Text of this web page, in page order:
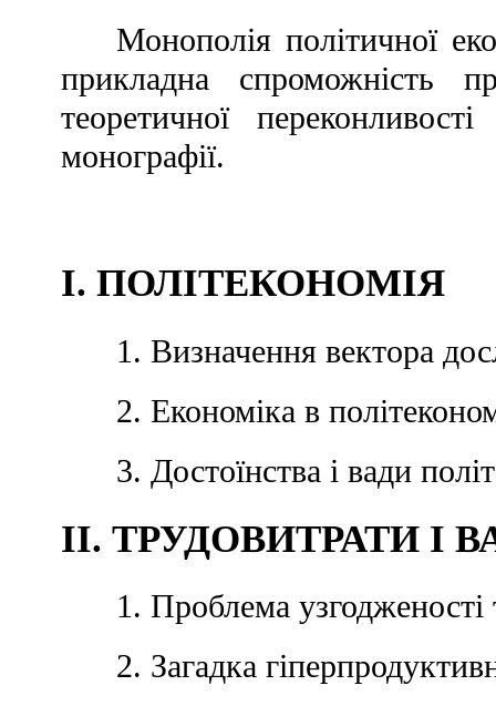
Монополія політичної
прикладна спроможність
теоретичної
монографії.
I. ПОЛІТЕКОНОМІЯ
1. Визначення вектора
2. Економіка в
3. Достоїнства і вади
II. ТРУДОВИТРАТИ І
1. Проблема узгодженості
2. Загадка